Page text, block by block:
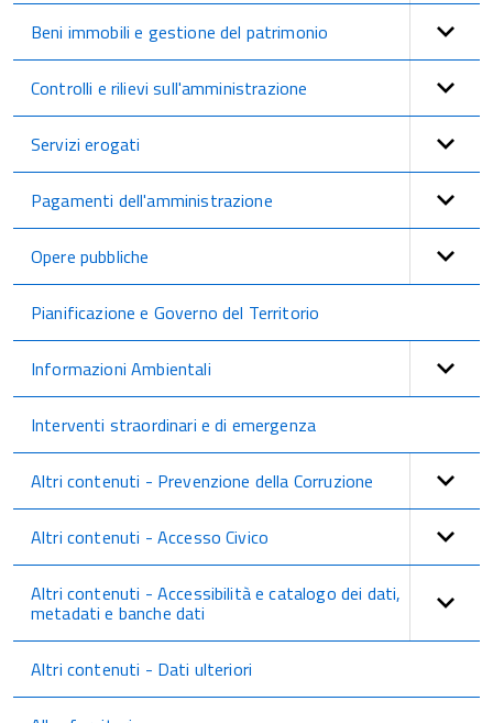
Beni immobili e gestione del patrimonio
Controlli e rilievi sull'amministrazione
Servizi erogati
Pagamenti dell'amministrazione
Opere pubbliche
Pianificazione e Governo del Territorio
Informazioni Ambientali
Interventi straordinari e di emergenza
Altri contenuti - Prevenzione della Corruzione
Altri contenuti - Accesso Civico
Altri contenuti - Accessibilità e catalogo dei dati,
metadati e banche dati
Altri contenuti - Dati ulteriori